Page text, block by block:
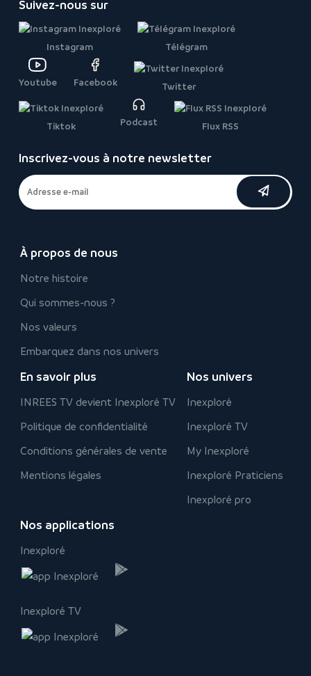
Suivez-nous sur
Instagram Télégram
Youtube Facebook Twitter
Tiktok Podcast Flux RSS
Inscrivez-vous à notre newsletter
À propos de nous
Notre histoire
Qui sommes-nous ?
Nos valeurs
Embarquez dans nos univers
En savoir plus
INREES TV devient Inexploré TV
Politique de confidentialité
Conditions générales de vente
Mentions légales
Nos univers
Inexploré
Inexploré TV
My Inexploré
Inexploré Praticiens
Inexploré pro
Nos applications
Inexploré
Inexploré TV